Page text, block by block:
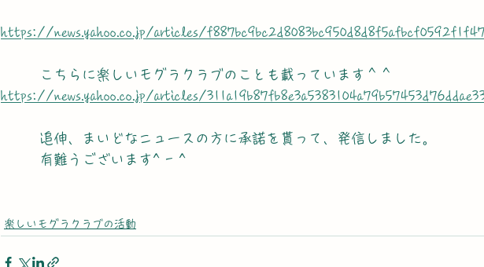
https://news.yahoo.co.jp/articles/
       こちらに楽しいモグラクラブのことも載っています＾＾
https://news.yahoo.co.jp/articles/
       追伸、まいどなニュースの方に承諾を貰って、発信しました。
       有難うございます^ - ^
楽しいモグラクラブの活動